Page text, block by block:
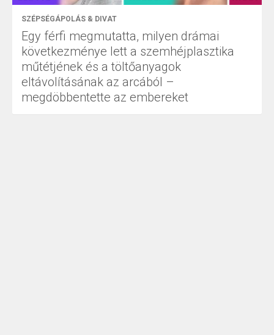
SZÉPSÉGÁPOLÁS & DIVAT
Egy férfi megmutatta, milyen drámai
következménye lett a szemhéjplasztika
műtétjének és a töltőanyagok
eltávolításának az arcából –
megdöbbentette az embereket